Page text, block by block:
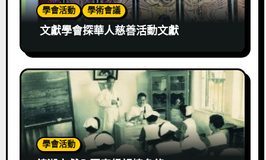
學會活動 學術會議
文獻學會探華人慈善活動文獻
學會活動